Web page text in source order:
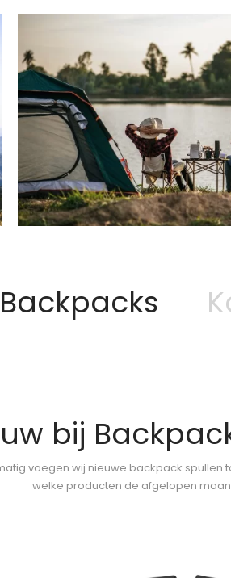
Backpacks
bij
voegen wij nieuwe backpack spullen
welke producten de afgelopen